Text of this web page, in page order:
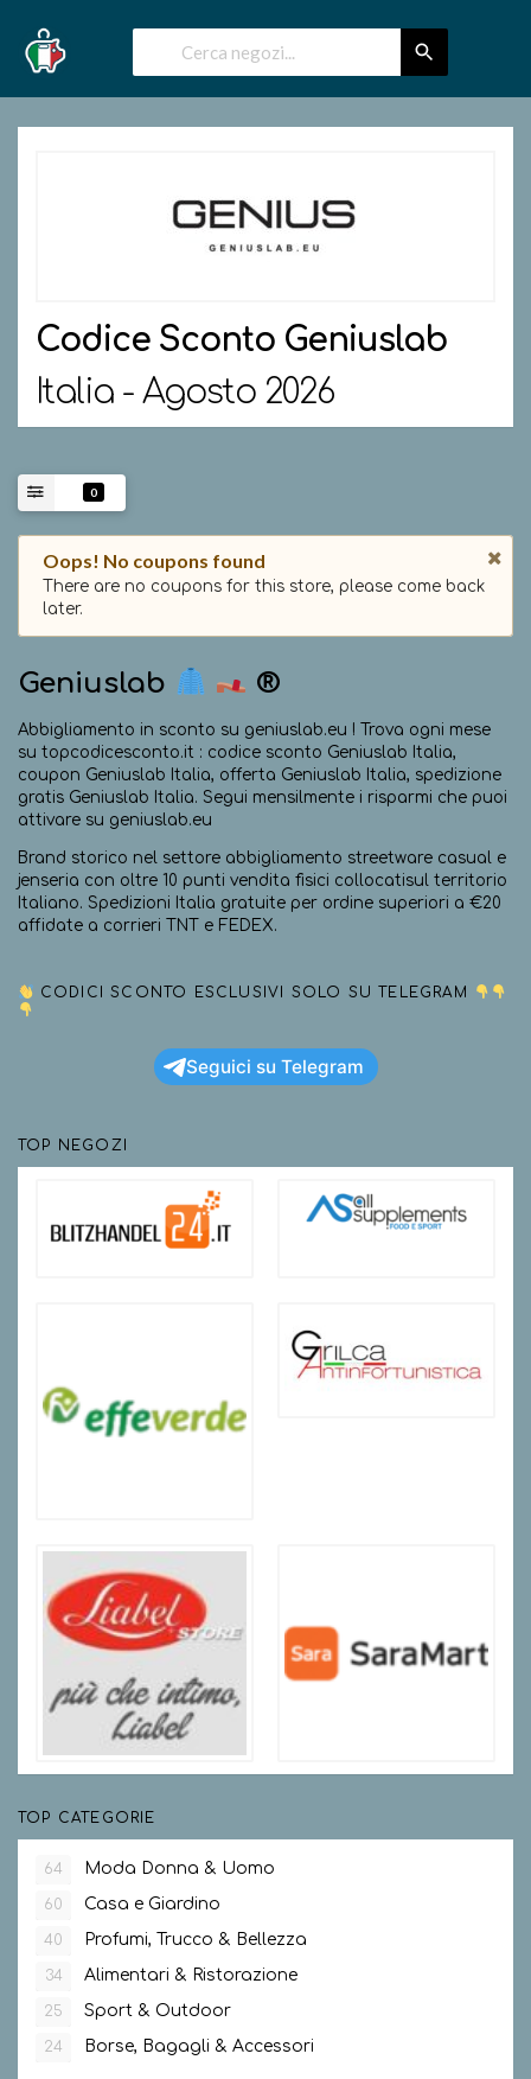
Codice Sconto Geniuslab
Italia - Agosto 2026
0
Oops! No coupons found
There are no coupons for this store, please come back
later.
Geniuslab ®️
Abbigliamento in sconto su geniuslab.eu ! Trova ogni mese
su topcodicesconto.it : codice sconto Geniuslab Italia,
coupon Geniuslab Italia, offerta Geniuslab Italia, spedizione
gratis Geniuslab Italia. Segui mensilmente i risparmi che puoi
attivare su geniuslab.eu
Brand storico nel settore abbigliamento streetware casual e
jenseria con oltre 10 punti vendita fisici collocatisul territorio
Italiano. Spedizioni Italia gratuite per ordine superiori a €20
affidate a corrieri TNT e FEDEX.
CODICI SCONTO ESCLUSIVI SOLO SU TELEGRAM
Seguici su Telegram
TOP NEGOZI
TOP CATEGORIE
64 Moda Donna & Uomo
60 Casa e Giardino
40 Profumi, Trucco & Bellezza
34 Alimentari & Ristorazione
25 Sport & Outdoor
24 Borse, Bagagli & Accessori